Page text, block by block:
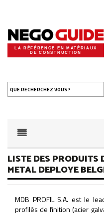
LA RÉFÉRENCE EN MATÉRIAUX
DE CONSTRUCTION
QUE RECHERCHEZ VOUS ?
LISTE DES PRODUITS
METAL DEPLOYE
MDB PROFIL S.A. est le
profilés de finition (acier